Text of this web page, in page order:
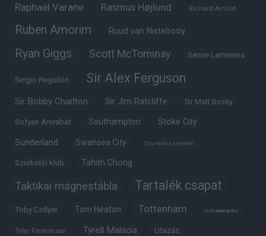
Raphaël Varane Rasmus Højlund Richard Arnold
Ruben Amorim Ruud van Nistelrooy
Ryan Giggs Scott McTominay Senne Lammens
Sergio Reguilon Sir Alex Ferguson
Sir Bobby Charlton Sir Jim Ratcliffe Sir Matt Busby
Sofyan Amrabat Southampton Stoke City
Sunderland Swansea City Szurkoló szemmel
Szurkolói klub Tahith Chong
Taktikai mágnestábla Tartalék csapat
Toby Collyer Tom Heaton Tottenham Trófeabibliográfia
Tyler Fredericson Tyrell Malacia Utazás